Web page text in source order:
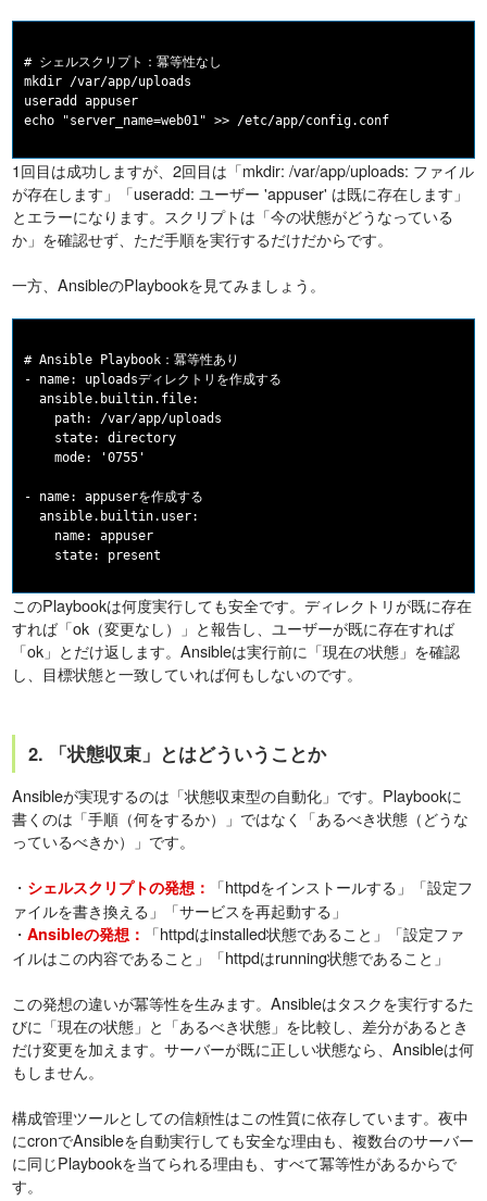
# シェルスクリプト：冪等性なし
mkdir /var/app/uploads
useradd appuser
1回目は成功しますが、2回目は「mkdir: /var/app/uploads: ファイル
が存在します」「useradd: ユーザー 'appuser' は既に存在します」
とエラーになります。スクリプトは「今の状態がどうなっている
か」を確認せず、ただ手順を実行するだけだからです。
一方、AnsibleのPlaybookを見てみましょう。
# Ansible Playbook：冪等性あり
- name: uploadsディレクトリを作成する
  ansible.builtin.file:
    path: /var/app/uploads
    state: directory
    mode: '0755'
- name: appuserを作成する
  ansible.builtin.user:
    name: appuser
このPlaybookは何度実行しても安全です。ディレクトリが既に存在
すれば「ok（変更なし）」と報告し、ユーザーが既に存在すれば
「ok」とだけ返します。Ansibleは実行前に「現在の状態」を確認
し、目標状態と一致していれば何もしないのです。
2. 「状態収束」とはどういうことか
Ansibleが実現するのは「状態収束型の自動化」です。Playbookに
書くのは「手順（何をするか）」ではなく「あるべき状態（どうな
っているべきか）」です。
・ シェルスクリプトの発想：
「httpdをインストールする」「設定フ
ァイルを書き換える」「サービスを再起動する」
・Ansibleの発想：
「httpdはinstalled状態であること」「設定ファ
イルはこの内容であること」「httpdはrunning状態であること」
この発想の違いが冪等性を生みます。Ansibleはタスクを実行するた
びに「現在の状態」と「あるべき状態」を比較し、差分があるとき
だけ変更を加えます。サーバーが既に正しい状態なら、Ansibleは何
もしません。
構成管理ツールとしての信頼性はこの性質に依存しています。夜中
にcronでAnsibleを自動実行しても安全な理由も、複数台のサーバー
に同じPlaybookを当てられる理由も、すべて冪等性があるからで
す。